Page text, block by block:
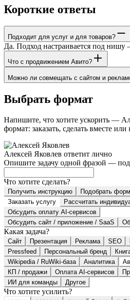
Короткие ответы
Подходит для услуг и для товаров?
Да. Подход настраивается под нишу
Что с продвижением Авито?
Можно ли совмещать с сайтом и
Выбрать формат
Напишите, что хотите ускорить —
формат: заказать, сделать вместе или
Алексей Яковлев ответит лично
Опишите задачу одной фразой —
Что хотите сделать?
Получить инструкцию
Подобрать
Заказать услугу
Рассчитать
Обсудить оплату AI-сервисов
Обсудить сайт / приложение / SaaS
Какая задача?
Сайт Презентация Реклама SEO
Pressfeed
Персональный бренд
Wikipedia / RuWiki-база
Аналитика
КП / продажи
Оплата AI-сервисов
ИИ для команды
Другое
Что хотите усилить?